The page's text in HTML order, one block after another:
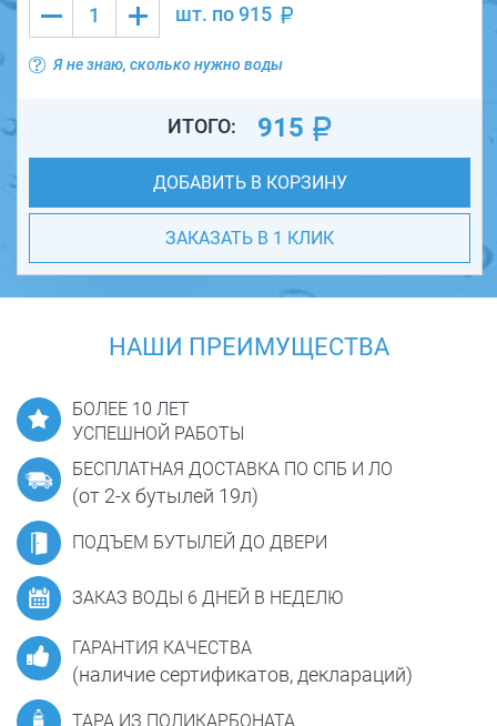
шт. по915
Я не знаю, сколько нужно воды
ИТОГО: 915
ДОБАВИТЬ В КОРЗИНУ
ЗАКАЗАТЬ В 1 КЛИК
НАШИ ПРЕИМУЩЕСТВА
БОЛЕЕ 10 ЛЕТ
УСПЕШНОЙ РАБОТЫ
БЕСПЛАТНАЯ ДОСТАВКА ПО СПБ И ЛО
(от 2-х бутылей 19л)
ПОДЪЕМ БУТЫЛЕЙ ДО ДВЕРИ
ЗАКАЗ ВОДЫ 6 ДНЕЙ В НЕДЕЛЮ
ГАРАНТИЯ КАЧЕСТВА
(наличие сертификатов, деклараций)
ТАРА ИЗ ПОЛИКАРБОНАТА